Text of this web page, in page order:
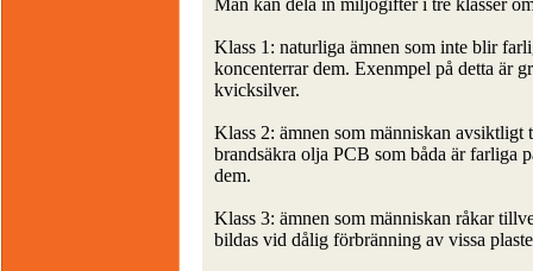
Man kan dela in miljögifter i tre klasser
Klass 1: naturliga ämnen som inte blir
koncenterrar dem. Exenmpel på detta är
kvicksilver.
Klass 2: ämnen som människan
brandsäkra olja PCB som båda är farliga
dem.
Klass 3: ämnen som människan råkar
bildas vid dålig förbränning av vissa